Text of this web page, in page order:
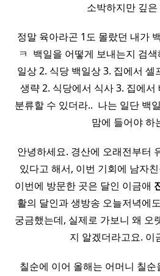
소박하지만 깊
정말 육아라곤 1도 몰랐던 내가
ㅋ ​ 백일을 어떻게 보내는지 검
일상 2. 식당 백일상 3. 집에서 셀
생략 2. 식당에서 식사 3. 집에서
분류할 수 있더라.. ​ 나는 일단 백
맘에 들어야 하
안녕하세요. 경산에 오래전부터
있다고 해서, 이번 기회에 남자
이번에 방문한 곳은 달인 이금애
활의 달인과 생방송 오늘저녁에
궁금했는데, 실제로 가보니 왜 오
지 알겠더라고요. 이
칠순에 이어 올해는 어머니 칠